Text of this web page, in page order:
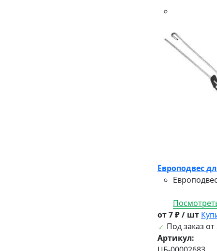
Европодвес
от 7 ₽ / шт
Под заказ от
Артикул: